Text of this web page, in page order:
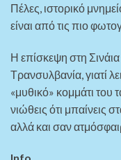
Πέλες, ιστορικό
είναι από τις πιο
Η επίσκεψη στη
Τρανσυλβανία, γιατί
«μυθικό» κομμάτι του
νιώθεις ότι μπαίνεις
αλλά και σαν